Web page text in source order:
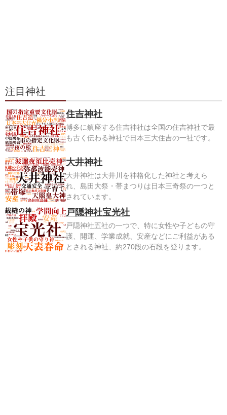
注目神社
住吉神社
博多に鎮座する住吉神社は全国の住吉神社で最
も古く伝わる神社で日本三大住吉の一社です。
大井神社
大井神社は大井川を神格化した神社と考えら
れ、島田大祭・帯まつりは日本三奇祭の一つと
されています。
戸隠神社宝光社
戸隠神社五社の一つで、特に女性や子どもの守
護、開運、学業成就、安産などにご利益がある
とされる神社、約270段の石段を登ります。